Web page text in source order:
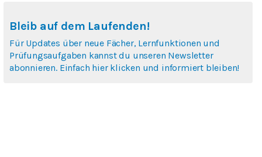
Bleib auf dem Laufenden!
Für Updates über neue Fächer, Lernfunktionen und
Prüfungsaufgaben kannst du unseren Newsletter
abonnieren. Einfach hier klicken und informiert bleiben!